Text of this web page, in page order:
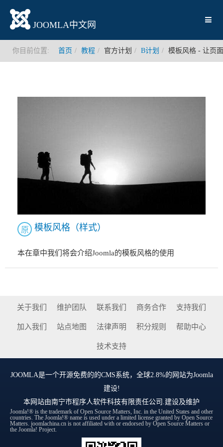
JOOMLA中文网
你目前位置: 首页 教程 官方计划 B计划 模板风格 - 让页
模板风格（样式）
原
本在章中我们将会介绍Joomla的模板风格的使用
关于我们 维护团队 联系我们 商务合作 支持我们
加入我们 站点地图 法律声明 积分规则 帮助中心
技术支持
JOOMLA是一个开源免费的的CMS系统，全球2.8%的网站为Joomla
建设!
本网站由南宁市程序人软件科技有限责任公司 .建设及维护
Joomla!® is the trademark of Open Source Matters, Inc. in the United States and other
countries. The Joomla!® name is used under a limited license granted by Open Source
Matters. joomlachina.cn is not affiliated with or endorsed by Open Source Matters or
the Joomla! Project.